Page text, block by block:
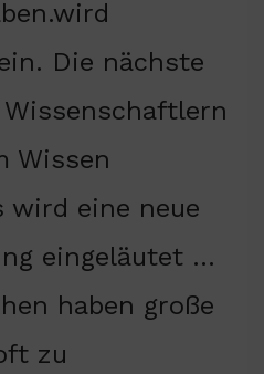
Die nächste
Wissen
wird eine neue
eingeläutet …
haben große
zu